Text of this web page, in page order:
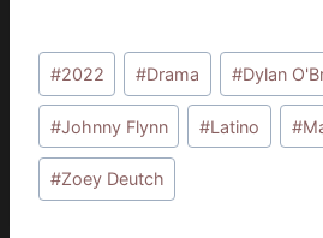
Etiquetas
de
la
entrada:
#2022 #Drama #Dylan
#Johnny Flynn #Latino #
#Zoey Deutch